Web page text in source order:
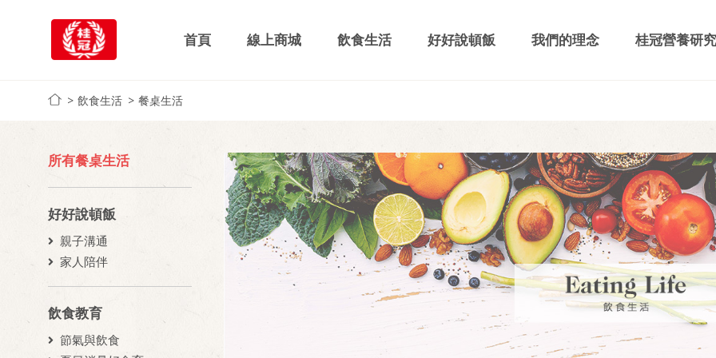
首頁 線上商城 飲食生活 好好說頓飯 我們的理念 桂冠營養研
飲食生活 餐桌生活
所有餐桌生活
好好說頓飯
親子溝通
家人陪伴
飲食教育
節氣與飲食